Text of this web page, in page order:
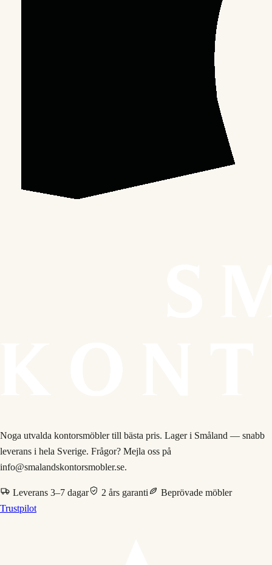
Noga utvalda kontorsmöbler till bästa pris. Lager i Småland — snabb
leverans i hela Sverige. Frågor? Mejla oss på
info@smalandskontorsmobler.se.
Leverans 3–7 dagar 2 års garanti
Beprövade möbler
Trustpilot